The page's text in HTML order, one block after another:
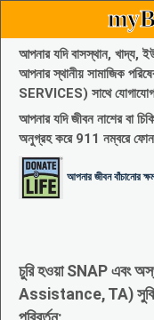
আপনার যদি বাসস্থান, খাদ্য,
আপনার স্থানীয় সামাজিক
SERVICES) সাথে
আপনার যদি জীবন নাশের বা
অনুগ্রহ করে 911 নম্বরে
আপনার জীবন বাঁচানোর
চুরি হওয়া SNAP এবং
Assistance, TA)